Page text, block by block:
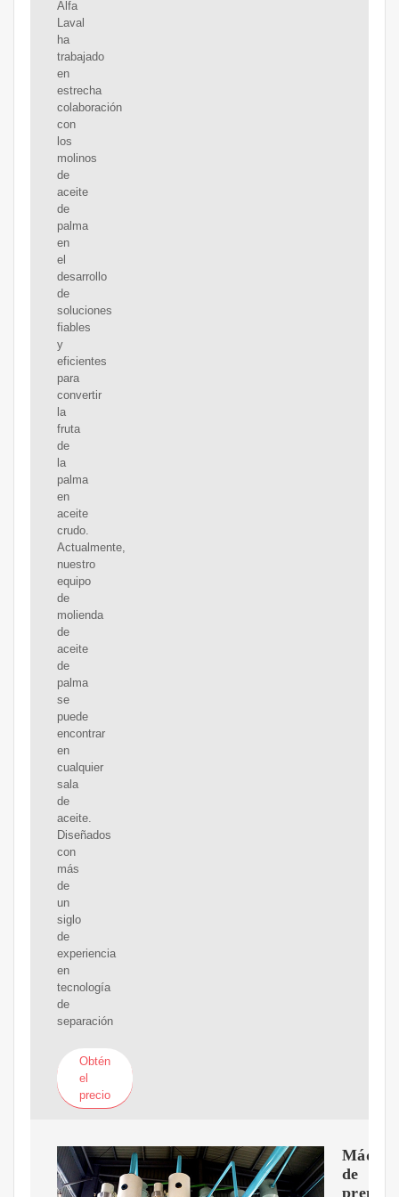
Alfa
Laval
ha
trabajado
en
estrecha
colaboración
con
los
molinos
de
aceite
de
palma
en
el
desarrollo
de
soluciones
fiables
y
eficientes
para
convertir
la
fruta
de
la
palma
en
aceite
crudo.
Actualmente,
nuestro
equipo
de
molienda
de
aceite
de
palma
se
puede
encontrar
en
cualquier
sala
de
aceite.
Diseñados
con
más
de
un
siglo
de
experiencia
en
tecnología
de
separación
Obtén
el
precio
de
prensa